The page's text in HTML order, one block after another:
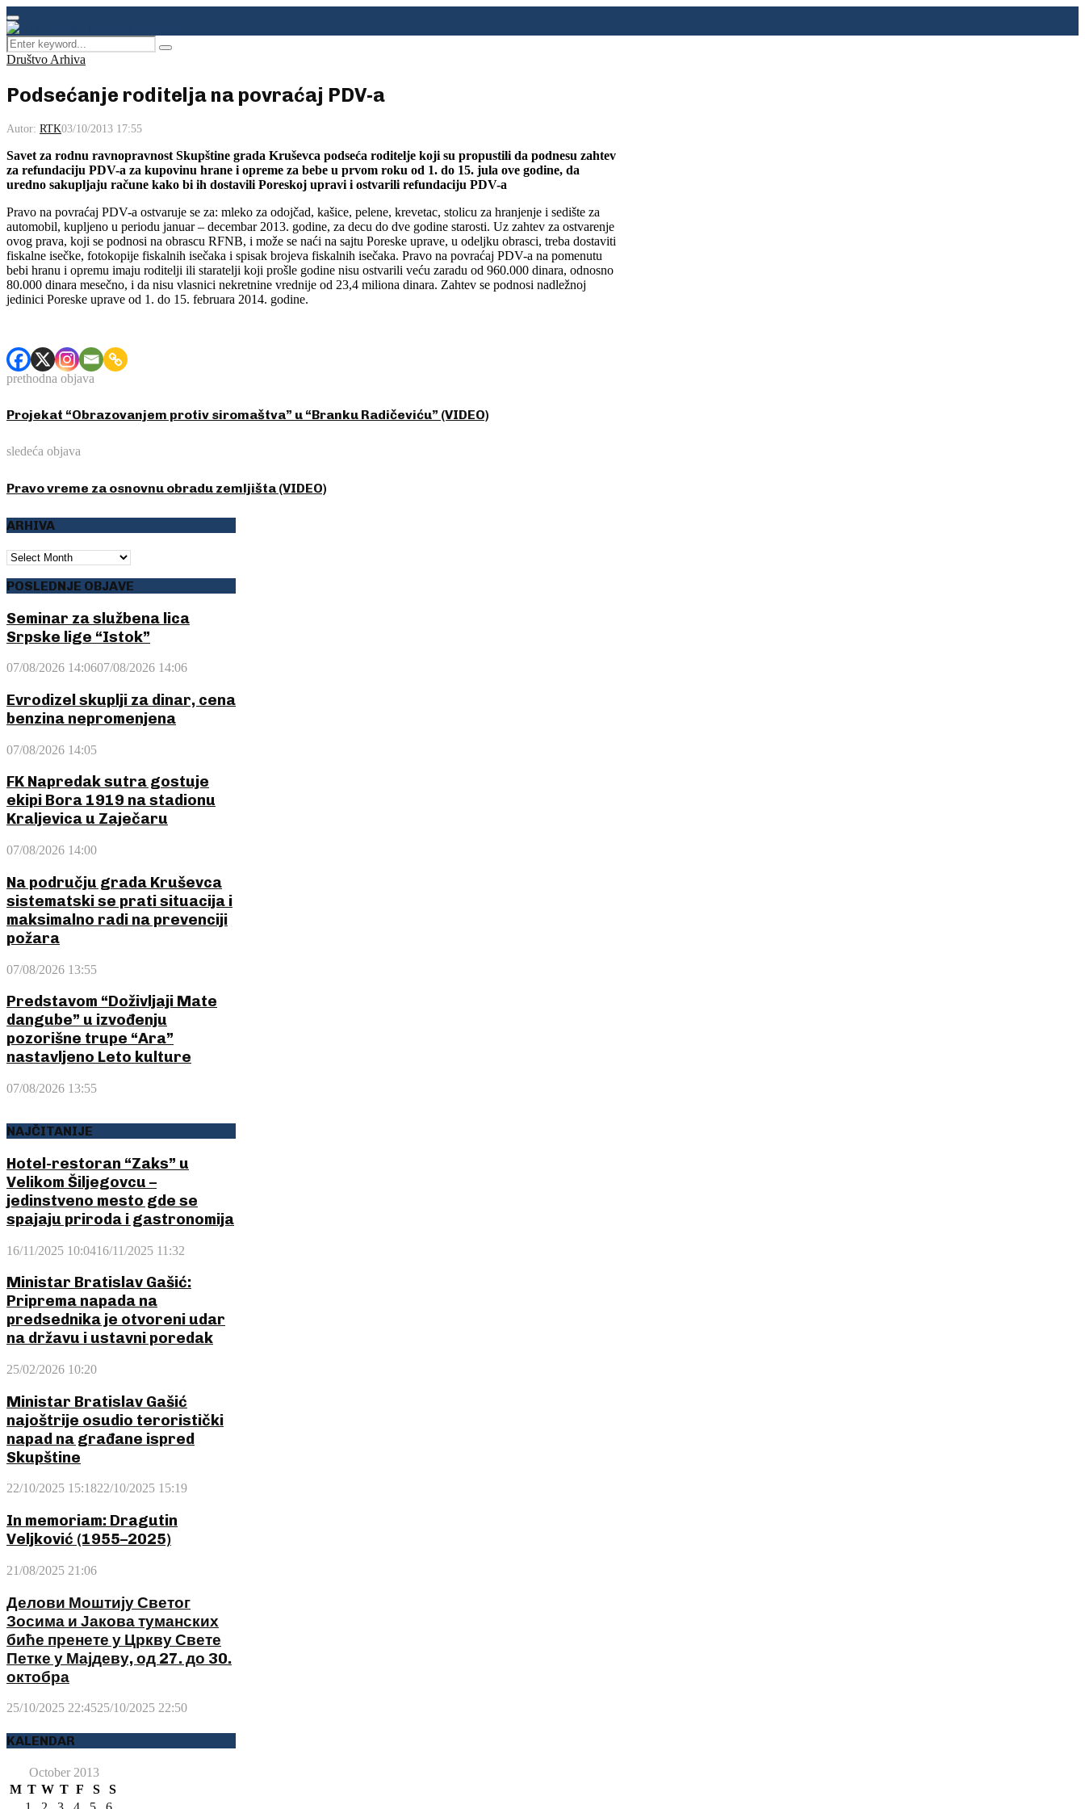
Facebook
Instagram
Youtube
Primary
Menu
Search
for:
Pretraga
Društvo Arhiva
Podsećanje roditelja na povraćaj PDV-a
Autor: RTK03/10/2013 17:55
Savet za rodnu ravnopravnost Skupštine grada Kruševca podseća roditelje koji su propustili da podnesu zahtev
za refundaciju PDV-a za kupovinu hrane i opreme za bebe u prvom roku od 1. do 15. jula ove godine, da
uredno sakupljaju račune kako bi ih dostavili Poreskoj upravi i ostvarili refundaciju PDV-a
Pravo na povraćaj PDV-a ostvaruje se za: mleko za odojčad, kašice, pelene, krevetac, stolicu za hranjenje i sedište za
automobil, kupljeno u periodu januar – decembar 2013. godine, za decu do dve godine starosti. Uz zahtev za ostvarenje
ovog prava, koji se podnosi na obrascu RFNB, i može se naći na sajtu Poreske uprave, u odeljku obrasci, treba dostaviti
fiskalne isečke, fotokopije fiskalnih isečaka i spisak brojeva fiskalnih isečaka. Pravo na povraćaj PDV-a na pomenutu
bebi hranu i opremu imaju roditelji ili staratelji koji prošle godine nisu ostvarili veću zaradu od 960.000 dinara, odnosno
80.000 dinara mesečno, i da nisu vlasnici nekretnine vrednije od 23,4 miliona dinara. Zahtev se podnosi nadležnoj
jedinici Poreske uprave od 1. do 15. februara 2014. godine.
prethodna objava
Projekat “Obrazovanjem protiv siromaštva” u “Branku Radičeviću” (VIDEO)
sledeća objava
Pravo vreme za osnovnu obradu zemljišta (VIDEO)
ARHIVA
ARHIVA
POSLEDNJE OBJAVE
Seminar za službena lica
Srpske lige “Istok”
07/08/2026 14:0607/08/2026 14:06
Evrodizel skuplji za dinar, cena
benzina nepromenjena
07/08/2026 14:05
FK Napredak sutra gostuje
ekipi Bora 1919 na stadionu
Kraljevica u Zaječaru
07/08/2026 14:00
Na području grada Kruševca
sistematski se prati situacija i
maksimalno radi na prevenciji
požara
07/08/2026 13:55
Predstavom “Doživljaji Mate
dangube” u izvođenju
pozorišne trupe “Ara”
nastavljeno Leto kulture
07/08/2026 13:55
NAJČITANIJE
Hotel-restoran “Zaks” u
Velikom Šiljegovcu –
jedinstveno mesto gde se
spajaju priroda i gastronomija
16/11/2025 10:0416/11/2025 11:32
Ministar Bratislav Gašić:
Priprema napada na
predsednika je otvoreni udar
na državu i ustavni poredak
25/02/2026 10:20
Ministar Bratislav Gašić
najoštrije osudio teroristički
napad na građane ispred
Skupštine
22/10/2025 15:1822/10/2025 15:19
In memoriam: Dragutin
Veljković (1955–2025)
21/08/2025 21:06
Делови Моштију Светог
Зосима и Јакова туманских
биће пренете у Цркву Свете
Петке у Мајдеву, од 27. до 30.
октобра
25/10/2025 22:4525/10/2025 22:50
KALENDAR
October 2013
M T W T F S
S